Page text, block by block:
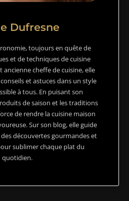
Dufresne
toujours en quête de
et de techniques de cuisine
ancienne cheffe de cuisine, elle
et astuces dans un style
à tous. En puisant son
de saison et les traditions
de rendre la cuisine maison
Sur son blog, elle guide
découvertes gourmandes et
sublimer chaque plat du
quotidien.